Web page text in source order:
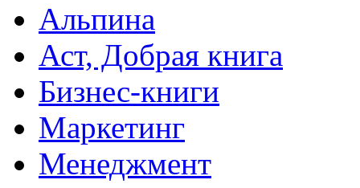
Альпина
Аст, Добрая книга
Бизнес-книги
Маркетинг
Менеджмент